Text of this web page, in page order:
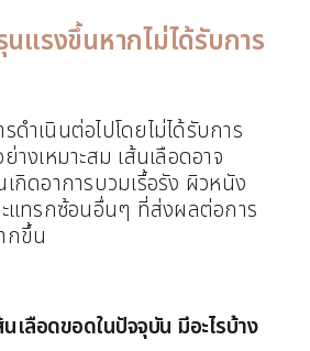
นแรงขึ้นหากไม่ได้รับการ
ดำเนินต่อไปโดยไม่ได้รับการ
างเหมาะสม เส้นเลือดอาจ
กิดอาการบวมเรื้อรัง ผิวหนัง
แทรกซ้อนอื่นๆ ที่ส่งผลต่อการ
กขึ้น
เลือดขอดในปัจจุบัน มีอะไรบ้าง